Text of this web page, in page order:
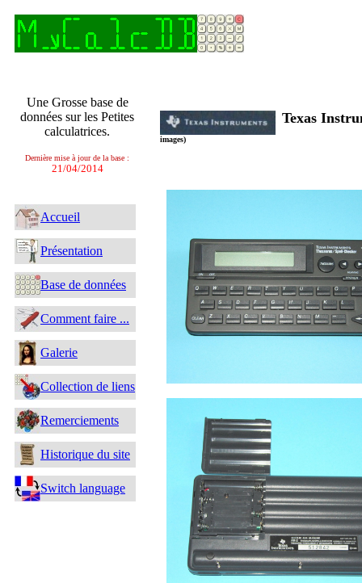
Une Grosse base de
données sur les Petites
calculatrices.
Dernière mise à jour de la base :
21/04/2014
Accueil
Présentation
Base de données
Comment faire ...
Galerie
Collection de liens
Remerciements
Historique du site
Switch language
Texas
images)